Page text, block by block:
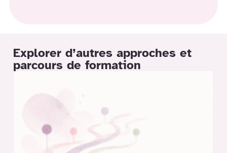
Explorer d’autres approches et
parcours de formation